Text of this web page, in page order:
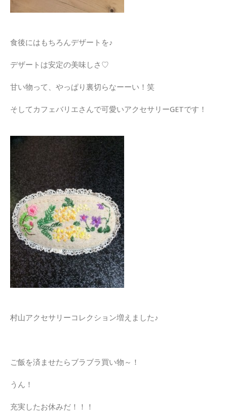
食後にはもちろんデザートを♪
デザートは安定の美味しさ♡
甘い物って、やっぱり裏切らなーーい！笑
そしてカフェバリエさんで可愛いアクセサリーGETです！
村山アクセサリーコレクション増えました♪
ご飯を済ませたらブラブラ買い物～！
うん！
充実したお休みだ！！！